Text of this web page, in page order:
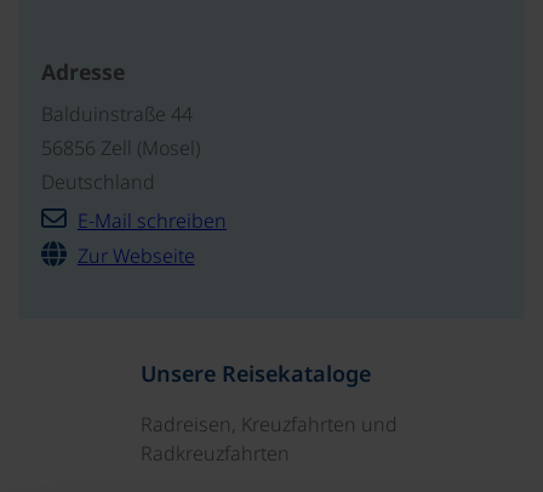
Adresse
Balduinstraße 44
56856 Zell (Mosel)
Deutschland
E-Mail schreiben
Zur Webseite
Unsere Reisekataloge
Radreisen, Kreuzfahrten und
Radkreuzfahrten